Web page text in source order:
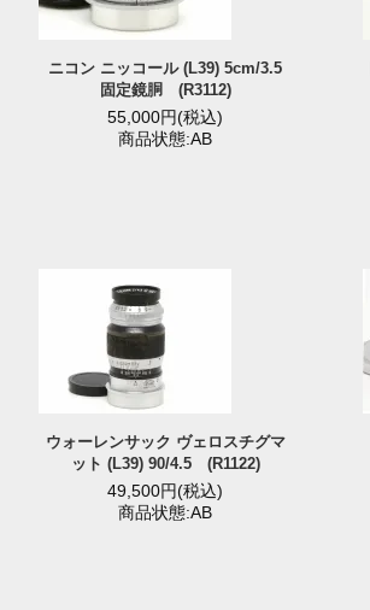
ニコン ニッコール (L39) 5cm/3.5
固定鏡胴 (R3112)
55,000円(税込)
商品状態:AB
ウォーレンサック ヴェロスチグマ
ット (L39) 90/4.5 (R1122)
49,500円(税込)
商品状態:AB